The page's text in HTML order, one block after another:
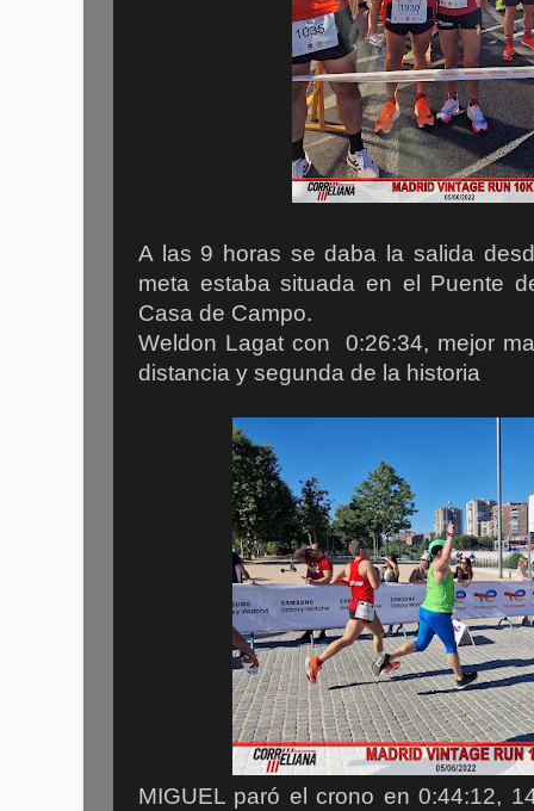
A las 9 horas se daba la salida
meta estaba situada en el Puente
Casa de Campo.
Weldon Lagat con 0:26:34, mejor
distancia y segunda de la historia
MIGUEL paró el crono en 0:44:12,